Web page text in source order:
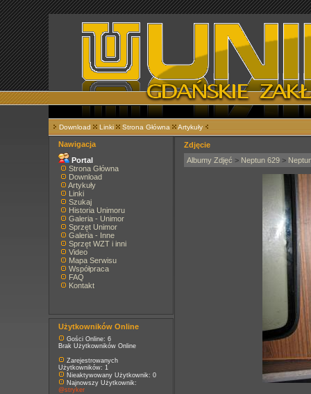
Download Linki Strona Główna Artykuły
Nawigacja
Portal
Strona Główna
Download
Artykuły
Linki
Szukaj
Historia Unimoru
Galeria - Unimor
Sprzęt Unimor
Galeria - Inne
Sprzęt WZT i inni
Video
Mapa Serwisu
Współpraca
FAQ
Kontakt
Użytkowników Online
Gości Online: 6
Brak Użytkowników Online
Zarejestrowanych
Użytkowników: 1
Nieaktywowany Użytkownik: 0
Najnowszy Użytkownik:
@stryker
Zdjęcie
Albumy Zdjęć > Neptun 629 >